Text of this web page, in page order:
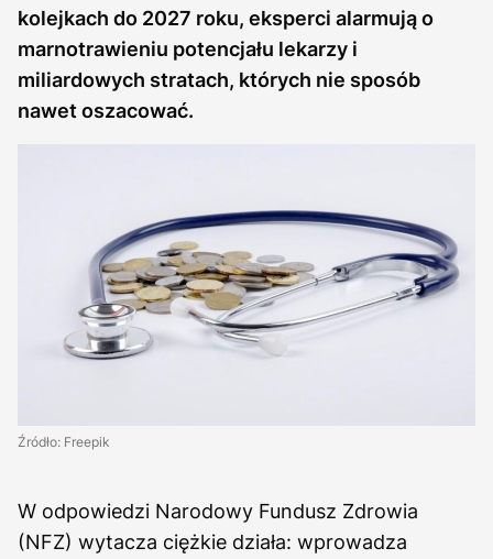
kolejkach do 2027 roku, eksperci alarmują o
marnotrawieniu potencjału lekarzy i
miliardowych stratach, których nie sposób
nawet oszacować.
Źródło: Freepik
W odpowiedzi Narodowy Fundusz Zdrowia
(NFZ) wytacza ciężkie działa: wprowadza